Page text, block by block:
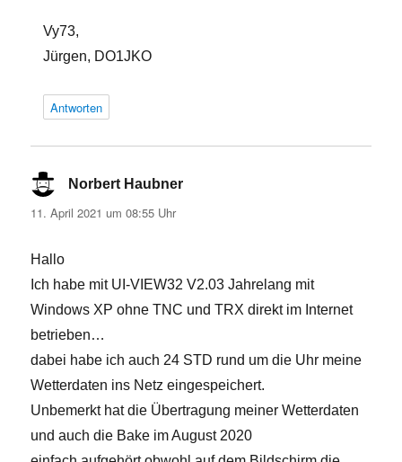
Vy73,
Jürgen, DO1JKO
Antworten
Norbert Haubner
11. April 2021 um 08:55 Uhr
Hallo
Ich habe mit UI-VIEW32 V2.03 Jahrelang mit
Windows XP ohne TNC und TRX direkt im Internet
betrieben…
dabei habe ich auch 24 STD rund um die Uhr meine
Wetterdaten ins Netz eingespeichert.
Unbemerkt hat die Übertragung meiner Wetterdaten
und auch die Bake im August 2020